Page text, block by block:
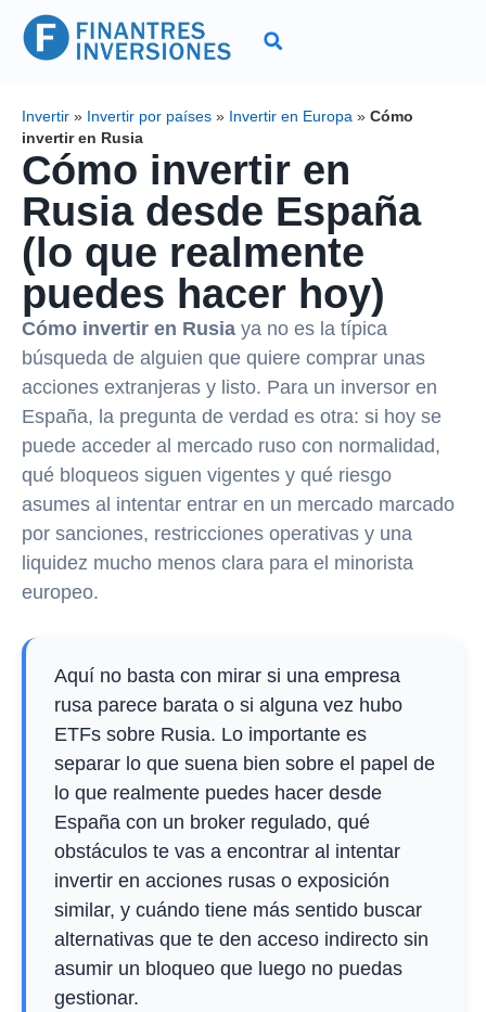
Invertir » Invertir por países » Invertir en Europa » Cómo
invertir en Rusia
Cómo invertir en
Rusia desde España
(lo que realmente
puedes hacer hoy)
Cómo invertir en Rusia ya no es la típica
búsqueda de alguien que quiere comprar unas
acciones extranjeras y listo. Para un inversor en
España, la pregunta de verdad es otra: si hoy se
puede acceder al mercado ruso con normalidad,
qué bloqueos siguen vigentes y qué riesgo
asumes al intentar entrar en un mercado marcado
por sanciones, restricciones operativas y una
liquidez mucho menos clara para el minorista
europeo.
Aquí no basta con mirar si una empresa
rusa parece barata o si alguna vez hubo
ETFs sobre Rusia. Lo importante es
separar lo que suena bien sobre el papel de
lo que realmente puedes hacer desde
España con un broker regulado, qué
obstáculos te vas a encontrar al intentar
invertir en acciones rusas o exposición
similar, y cuándo tiene más sentido buscar
alternativas que te den acceso indirecto sin
asumir un bloqueo que luego no puedas
gestionar.